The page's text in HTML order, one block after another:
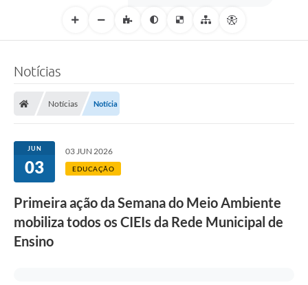
Notícias
Notícias Notícia
JUN
03
03 JUN 2026
EDUCAÇÃO
Primeira ação da Semana do Meio Ambiente
mobiliza todos os CIEIs da Rede Municipal de
Ensino